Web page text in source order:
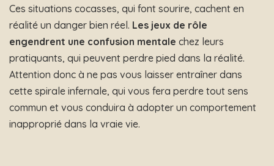
Ces situations cocasses, qui font sourire, cachent en
réalité un danger bien réel. Les jeux de rôle
engendrent une confusion mentale chez leurs
pratiquants, qui peuvent perdre pied dans la réalité.
Attention donc à ne pas vous laisser entraîner dans
cette spirale infernale, qui vous fera perdre tout sens
commun et vous conduira à adopter un comportement
inapproprié dans la vraie vie.